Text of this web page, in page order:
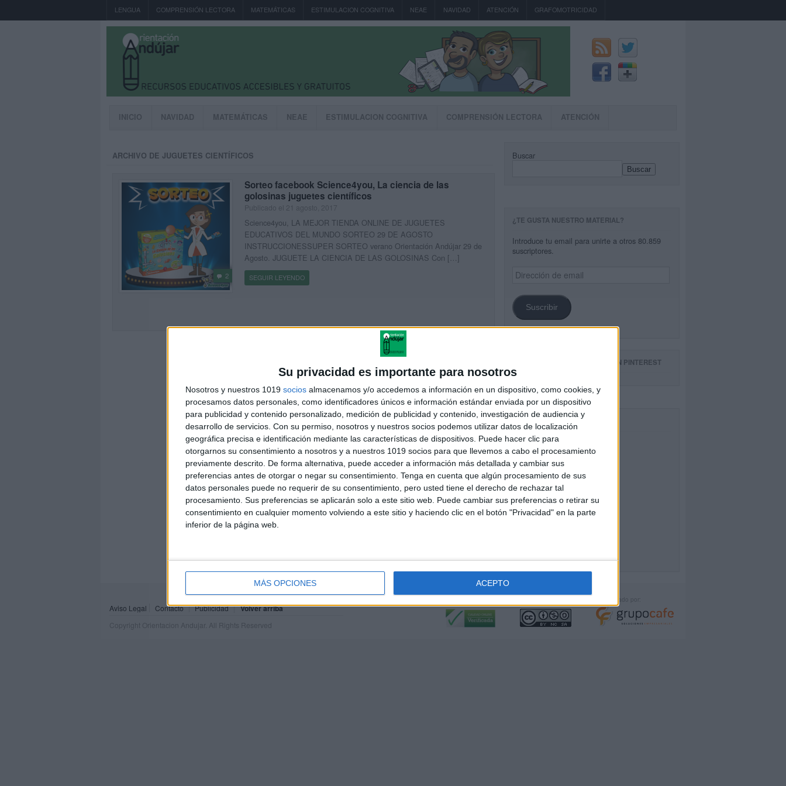
Su privacidad es importante para nosotros
Nosotros y nuestros 1019 socios almacenamos y/o accedemos a información en un dispositivo, como cookies, y
procesamos datos personales, como identificadores únicos e información estándar enviada por un dispositivo
para publicidad y contenido personalizado, medición de publicidad y contenido, investigación de audiencia y
desarrollo de servicios. Con su permiso, nosotros y nuestros socios podemos utilizar datos de localización
geográfica precisa e identificación mediante las características de dispositivos. Puede hacer clic para
otorgarnos su consentimiento a nosotros y a nuestros 1019 socios para que llevemos a cabo el procesamiento
previamente descrito. De forma alternativa, puede acceder a información más detallada y cambiar sus
preferencias antes de otorgar o negar su consentimiento. Tenga en cuenta que algún procesamiento de sus
datos personales puede no requerir de su consentimiento, pero usted tiene el derecho de rechazar tal
procesamiento. Sus preferencias se aplicarán solo a este sitio web. Puede cambiar sus preferencias o retirar su
consentimiento en cualquier momento volviendo a este sitio y haciendo clic en el botón "Privacidad" en la parte
inferior de la página web.
MÁS OPCIONES ACEPTO
LENGUA COMPRENSIÓN LECTORA MATEMÁTICAS ESTIMULACION COGNITIVA NEAE NAVIDAD ATENCIÓN GRAFOMOTRICIDAD
INICIO NAVIDAD MATEMÁTICAS NEAE ESTIMULACION COGNITIVA COMPRENSIÓN LECTORA ATENCIÓN
ARCHIVO DE JUGUETES CIENTÍFICOS
2
Sorteo facebook Science4you, La ciencia de las
golosinas juguetes científicos
Science4you, LA MEJOR TIENDA ONLINE DE JUGUETES
EDUCATIVOS DEL MUNDO SORTEO 29 DE AGOSTO
INSTRUCCIONESSUPER SORTEO verano Orientación Andújar 29 de
Agosto. JUGUETE LA CIENCIA DE LAS GOLOSINAS Con […]
SEGUIR LEYENDO
Buscar
Buscar
¿TE GUSTA NUESTRO MATERIAL?
Introduce tu email para unirte a otros 80.859
suscriptores.
Dirección
de
Suscribir
SIGUE NUESTROS TABLEROS EN PINTEREST
Aviso Legal Contacto Publicidad Volver arriba
Copyright Orientacion Andujar. All Rights Reserved